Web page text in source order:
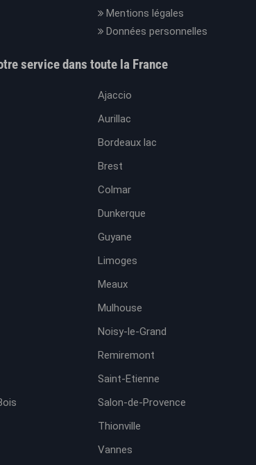
Mentions légales
Données personnelles
service dans toute la France
Ajaccio
Aurillac
Bordeaux lac
Brest
Colmar
Dunkerque
Guyane
Limoges
Meaux
Mulhouse
Noisy-le-Grand
Remiremont
Saint-Etienne
Salon-de-Provence
Thionville
Vannes